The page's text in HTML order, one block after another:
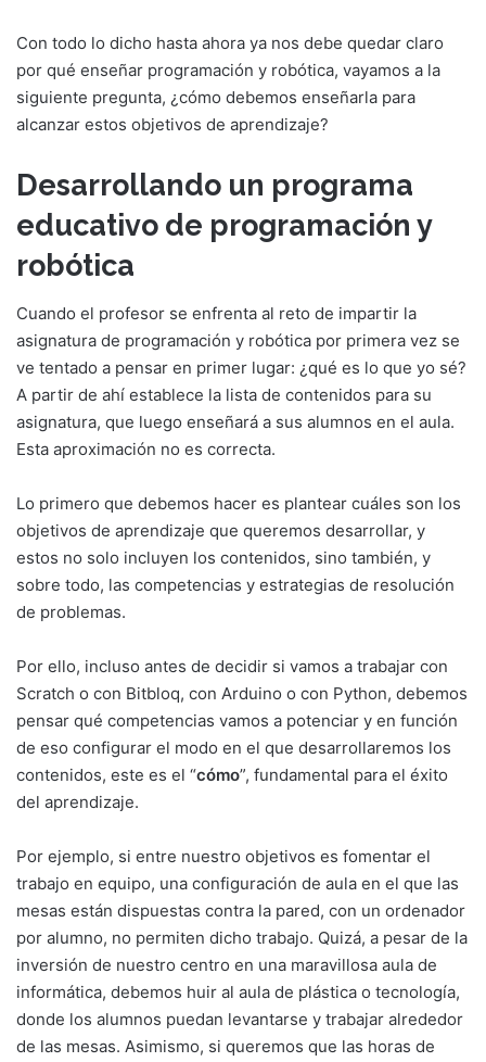
Con todo lo dicho hasta ahora ya nos debe quedar claro
por qué enseñar programación y robótica, vayamos a la
siguiente pregunta, ¿cómo debemos enseñarla para
alcanzar estos objetivos de aprendizaje?
Desarrollando un programa
educativo de programación y
robótica
Cuando el profesor se enfrenta al reto de impartir la
asignatura de programación y robótica por primera vez se
ve tentado a pensar en primer lugar: ¿qué es lo que yo sé?
A partir de ahí establece la lista de contenidos para su
asignatura, que luego enseñará a sus alumnos en el aula.
Esta aproximación no es correcta.
Lo primero que debemos hacer es plantear cuáles son los
objetivos de aprendizaje que queremos desarrollar, y
estos no solo incluyen los contenidos, sino también, y
sobre todo, las competencias y estrategias de resolución
de problemas.
Por ello, incluso antes de decidir si vamos a trabajar con
Scratch o con Bitbloq, con Arduino o con Python, debemos
pensar qué competencias vamos a potenciar y en función
de eso configurar el modo en el que desarrollaremos los
contenidos, este es el “cómo”, fundamental para el éxito
del aprendizaje.
Por ejemplo, si entre nuestro objetivos es fomentar el
trabajo en equipo, una configuración de aula en el que las
mesas están dispuestas contra la pared, con un ordenador
por alumno, no permiten dicho trabajo. Quizá, a pesar de la
inversión de nuestro centro en una maravillosa aula de
informática, debemos huir al aula de plástica o tecnología,
donde los alumnos puedan levantarse y trabajar alrededor
de las mesas. Asimismo, si queremos que las horas de